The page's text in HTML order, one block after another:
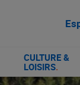
CULTURE &
LOISIRS.